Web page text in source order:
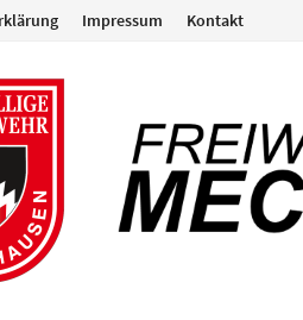
Impressum Kontakt